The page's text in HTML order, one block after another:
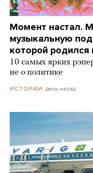
Момент настал.
музыкальную
которой
10 самых ярких
не о политике
ИСТОРИИ день назад